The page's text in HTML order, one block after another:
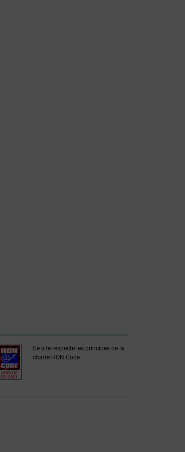
Ce site respecte les principes de la
charte HON Code.